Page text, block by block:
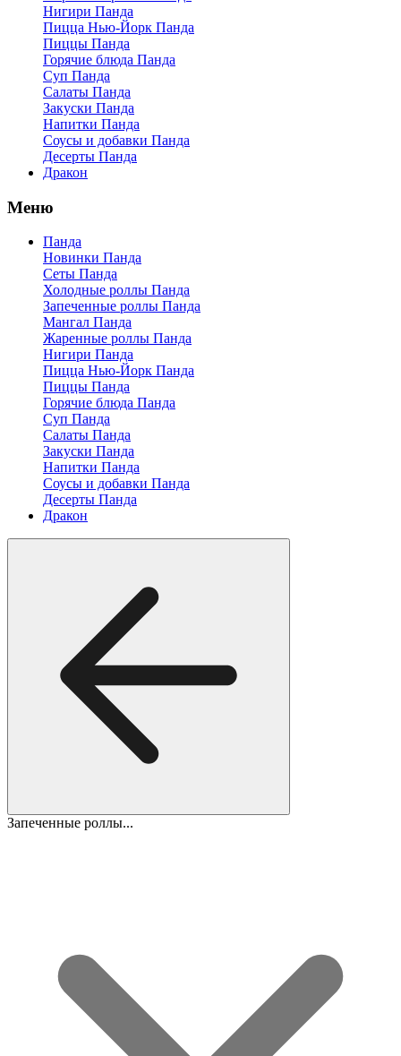
Нигири Панда
Пицца Нью-Йорк Панда
Пиццы Панда
Горячие блюда Панда
Суп Панда
Салаты Панда
Закуски Панда
Напитки Панда
Соусы и добавки Панда
Десерты Панда
Дракон
Меню
Панда
Новинки Панда
Сеты Панда
Холодные роллы Панда
Запеченные роллы Панда
Мангал Панда
Жаренные роллы Панда
Нигири Панда
Пицца Нью-Йорк Панда
Пиццы Панда
Горячие блюда Панда
Суп Панда
Салаты Панда
Закуски Панда
Напитки Панда
Соусы и добавки Панда
Десерты Панда
Дракон
Запеченные роллы...